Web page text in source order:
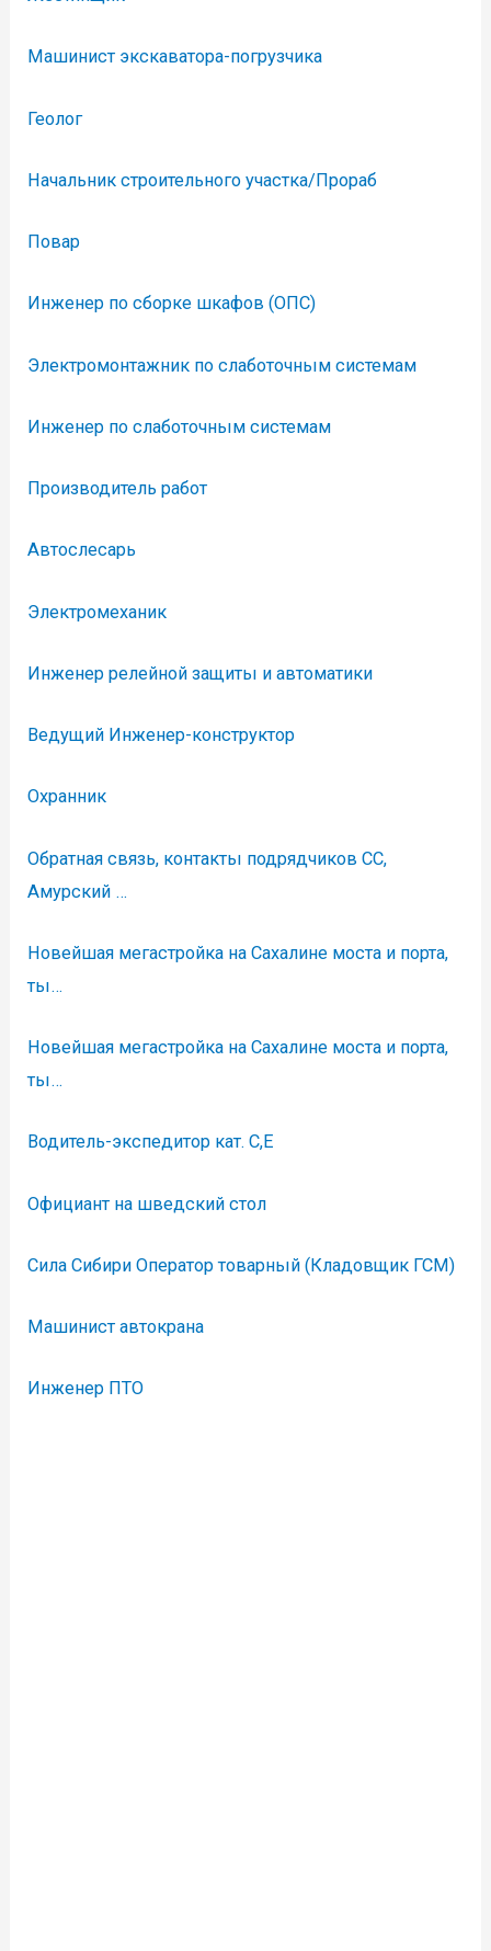
Машинист экскаватора-погрузчика
Геолог
Начальник строительного участка/Прораб
Повар
Инженер по сборке шкафов (ОПС)
Электромонтажник по слаботочным системам
Инженер по слаботочным системам
Производитель работ
Автослесарь
Электромеханик
Инженер релейной защиты и автоматики
Ведущий Инженер-конструктор
Охранник
Обратная связь, контакты подрядчиков СС,
Амурский …
Новейшая мегастройка на Сахалине моста и порта,
ты…
Новейшая мегастройка на Сахалине моста и порта,
ты…
Водитель-экспедитор кат. С,Е
Официант на шведский стол
Сила Сибири Оператор товарный (Кладовщик ГСМ)
Машинист автокрана
Инженер ПТО